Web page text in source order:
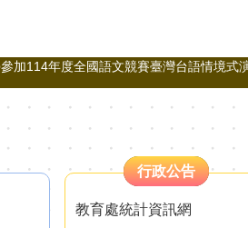
加114年度全國語文競賽臺灣台語情境式
行政公告
教育處統計資訊網